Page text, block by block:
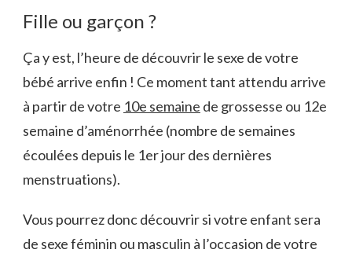
Fille ou garçon ?
Ça y est, l’heure de découvrir le sexe de votre
bébé arrive enfin ! Ce moment tant attendu arrive
à partir de votre 10e semaine de grossesse ou 12e
semaine d’aménorrhée (nombre de semaines
écoulées depuis le 1er jour des dernières
menstruations).
Vous pourrez donc découvrir si votre enfant sera
de sexe féminin ou masculin à l’occasion de votre